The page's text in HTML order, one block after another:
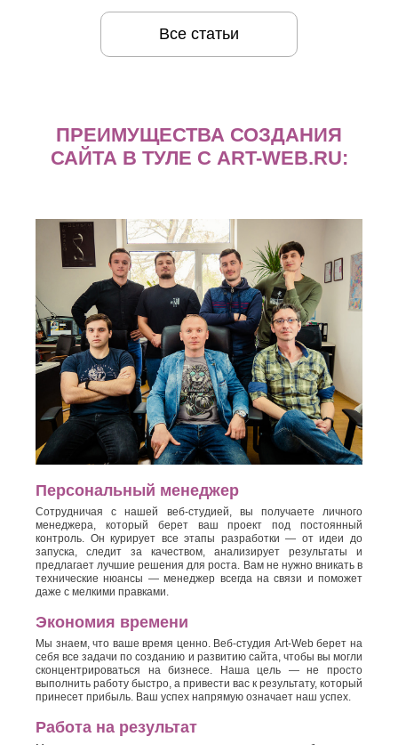
Все статьи
ПРЕИМУЩЕСТВА СОЗДАНИЯ
САЙТА В ТУЛЕ С ART-WEB.RU:
Персональный менеджер
Сотрудничая с нашей веб-студией, вы получаете личного
менеджера, который берет ваш проект под постоянный
контроль. Он курирует все этапы разработки — от идеи до
запуска, следит за качеством, анализирует результаты и
предлагает лучшие решения для роста. Вам не нужно вникать в
технические нюансы — менеджер всегда на связи и поможет
даже с мелкими правками.
Экономия времени
Мы знаем, что ваше время ценно. Веб-студия Art-Web берет на
себя все задачи по созданию и развитию сайта, чтобы вы могли
сконцентрироваться на бизнесе. Наша цель — не просто
выполнить работу быстро, а привести вас к результату, который
принесет прибыль. Ваш успех напрямую означает наш успех.
Работа на результат